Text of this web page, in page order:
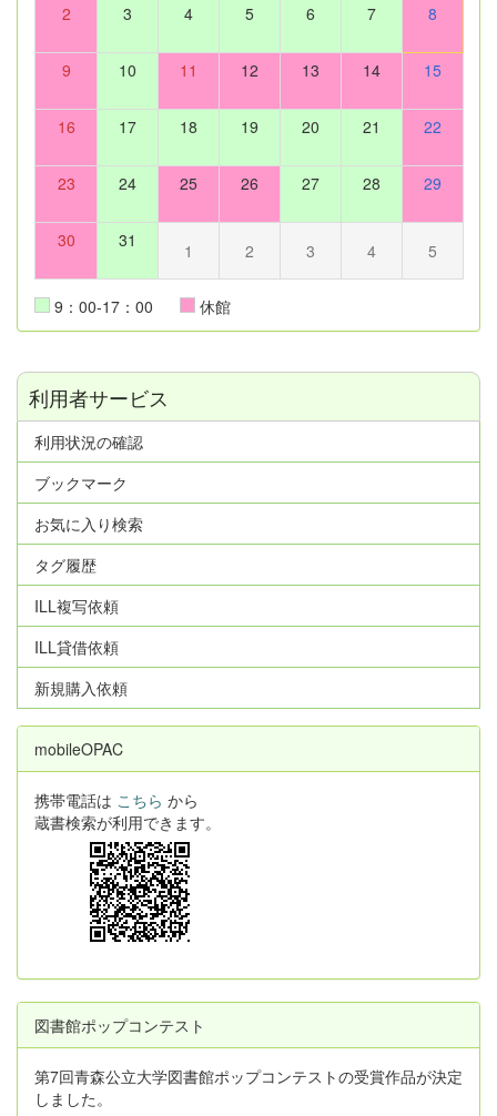
2 3 4 5 6 7 8
9 10 11 12 13 14 15
16 17 18 19 20 21 22
23 24 25 26 27 28 29
30 31 1 2 3 4 5
9：00-17：00 休館
利用者サービス
利用状況の確認
ブックマーク
お気に入り検索
タグ履歴
ILL複写依頼
ILL貸借依頼
新規購入依頼
mobileOPAC
携帯電話は こちら から
蔵書検索が利用できます。
図書館ポップコンテスト
第7回青森公立大学図書館ポップコンテストの受賞作品が決定
しました。